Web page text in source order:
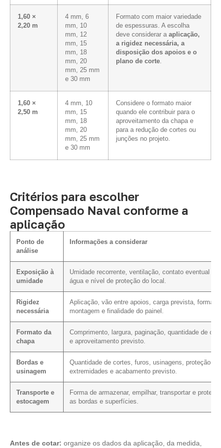
1,60 ×
2,20 m
4 mm, 6
mm, 10
mm, 12
mm, 15
mm, 18
mm, 20
mm, 25 mm
e 30 mm
Formato com maior variedade
de espessuras. A escolha
deve considerar a aplicação,
a rigidez necessária, a
disposição dos apoios e o
plano de corte.
1,60 ×
2,50 m
4 mm, 10
mm, 15
mm, 18
mm, 20
mm, 25 mm
e 30 mm
Considere o formato maior
quando ele contribuir para o
aproveitamento da chapa e
para a redução de cortes ou
junções no projeto.
Critérios para escolher
Compensado Naval conforme a
aplicação
Ponto de
análise
Informações a considerar
Exposição à
umidade
Umidade recorrente, ventilação, contato eventual
água e nível de proteção do local.
Rigidez
necessária
Aplicação, vão entre apoios, carga prevista, forma
montagem e finalidade do painel.
Formato da
chapa
Comprimento, largura, paginação, quantidade de
e aproveitamento previsto.
Bordas e
usinagem
Quantidade de cortes, furos, usinagens, proteção
extremidades e acabamento previsto.
Transporte e
estocagem
Forma de armazenar, empilhar, transportar e proteger
as bordas e superfícies.
Antes de cotar: organize os dados da aplicação, da medida,